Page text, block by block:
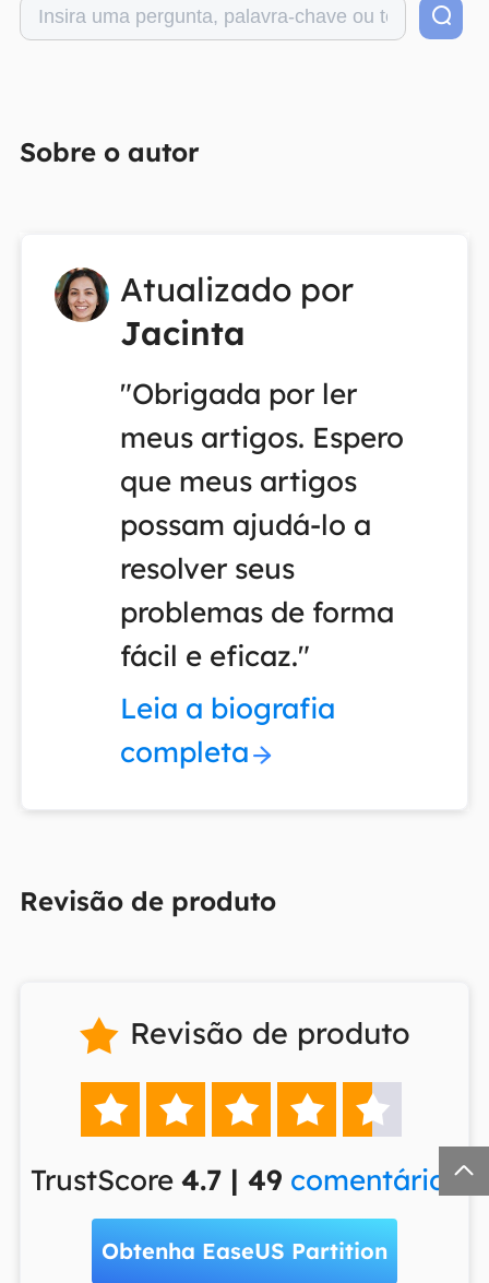
Sobre o autor
Atualizado por
Jacinta
"Obrigada por ler
meus artigos. Espero
que meus artigos
possam ajudá-lo a
resolver seus
problemas de forma
fácil e eficaz."
Leia a biografia
completa
Revisão de produto
 Revisão de produto
    
TrustScore 4.7 | 49 comentários
Obtenha EaseUS Partition
